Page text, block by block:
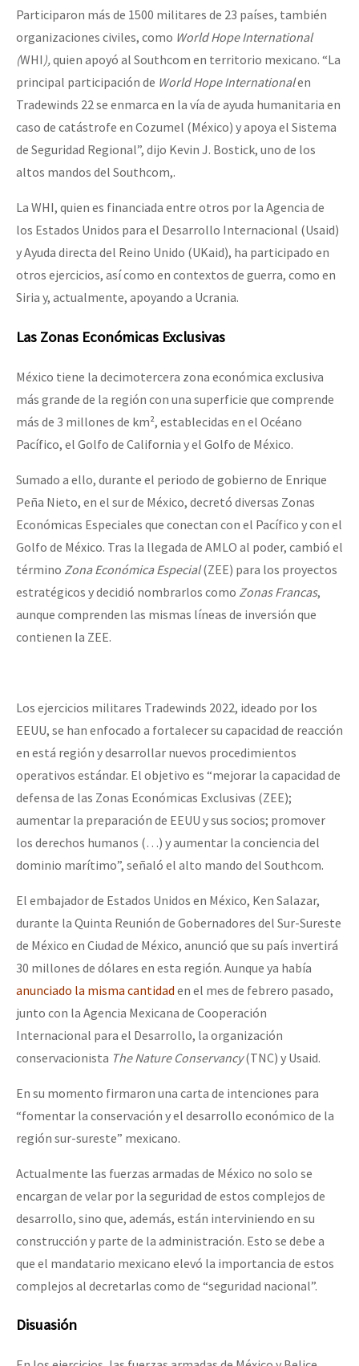
Participaron más de 1500 militares de 23 países, también
organizaciones civiles, como World Hope International
(WHI ),quien apoyó al Southcom en territorio mexicano. “La
principal participación de World Hope Internationalen
Tradewinds 22 se enmarca en la vía de ayuda humanitaria en
caso de catástrofe en Cozumel (México) y apoya el Sistema
de Seguridad Regional”, dijo Kevin J. Bostick, uno de los
altos mandos del Southcom,.
La WHI, quien es financiada entre otros por la Agencia de
los Estados Unidos para el Desarrollo Internacional (Usaid)
y Ayuda directa del Reino Unido (UKaid), ha participado en
otros ejercicios, así como en contextos de guerra, como en
Siria y, actualmente, apoyando a Ucrania.
Las Zonas Económicas Exclusivas
México tiene la decimotercera zona económica exclusiva
más grande de la región con una superficie que comprende
más de 3 millones de km², establecidas en el Océano
Pacífico, el Golfo de California y el Golfo de México.
Sumado a ello, durante el periodo de gobierno de Enrique
Peña Nieto, en el sur de México, decretó diversas Zonas
Económicas Especiales que conectan con el Pacífico y con el
Golfo de México. Tras la llegada de AMLO al poder, cambió el
término Zona Económica Especial(ZEE) para los proyectos
estratégicos y decidió nombrarlos como Zonas Francas,
aunque comprenden las mismas líneas de inversión que
contienen la ZEE.
Los ejercicios militares Tradewinds 2022, ideado por los
EEUU, se han enfocado a fortalecer su capacidad de reacción
en está región y desarrollar nuevos procedimientos
operativos estándar. El objetivo es “mejorar la capacidad de
defensa de las Zonas Económicas Exclusivas (ZEE);
aumentar la preparación de EEUU y sus socios; promover
los derechos humanos (…) y aumentar la conciencia del
dominio marítimo”, señaló el alto mando del Southcom.
El embajador de Estados Unidos en México, Ken Salazar,
durante la Quinta Reunión de Gobernadores del Sur-Sureste
de México en Ciudad de México, anunció que su país invertirá
30 millones de dólares en esta región. Aunque ya había
anunciado la misma cantidad en el mes de febrero pasado,
junto con la Agencia Mexicana de Cooperación
Internacional para el Desarrollo, la organización
conservacionista The Nature Conservancy(TNC) y Usaid.
En su momento firmaron una carta de intenciones para
“fomentar la conservación y el desarrollo económico de la
región sur-sureste” mexicano.
Actualmente las fuerzas armadas de México no solo se
encargan de velar por la seguridad de estos complejos de
desarrollo, sino que, además, están interviniendo en su
construcción y parte de la administración. Esto se debe a
que el mandatario mexicano elevó la importancia de estos
complejos al decretarlas como de “seguridad nacional”.
Disuasión